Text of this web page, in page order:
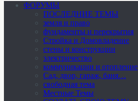
ФОРУМЫ
ПОСЛЕДНИЕ ТЕМЫ
земля и право
фундаменты и перекрытия
Стройка и Домовладение
стены и конструкции
электричество
коммуникации и отопление
Cад, двор, гараж, баня…
свободная тема
Местные Темы